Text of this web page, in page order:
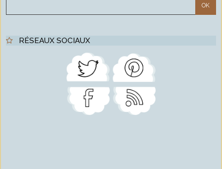
RÉSEAUX SOCIAUX